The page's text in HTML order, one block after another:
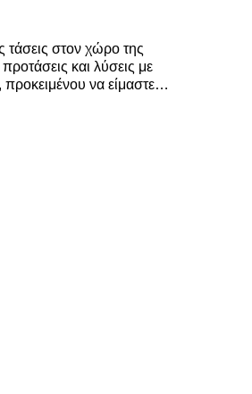
τάσεις στον χώρο της
και λύσεις με
να είμαστε
με φρέσκες
και ασύγκριτο στυλ
πιο όμορφο τρόπο!